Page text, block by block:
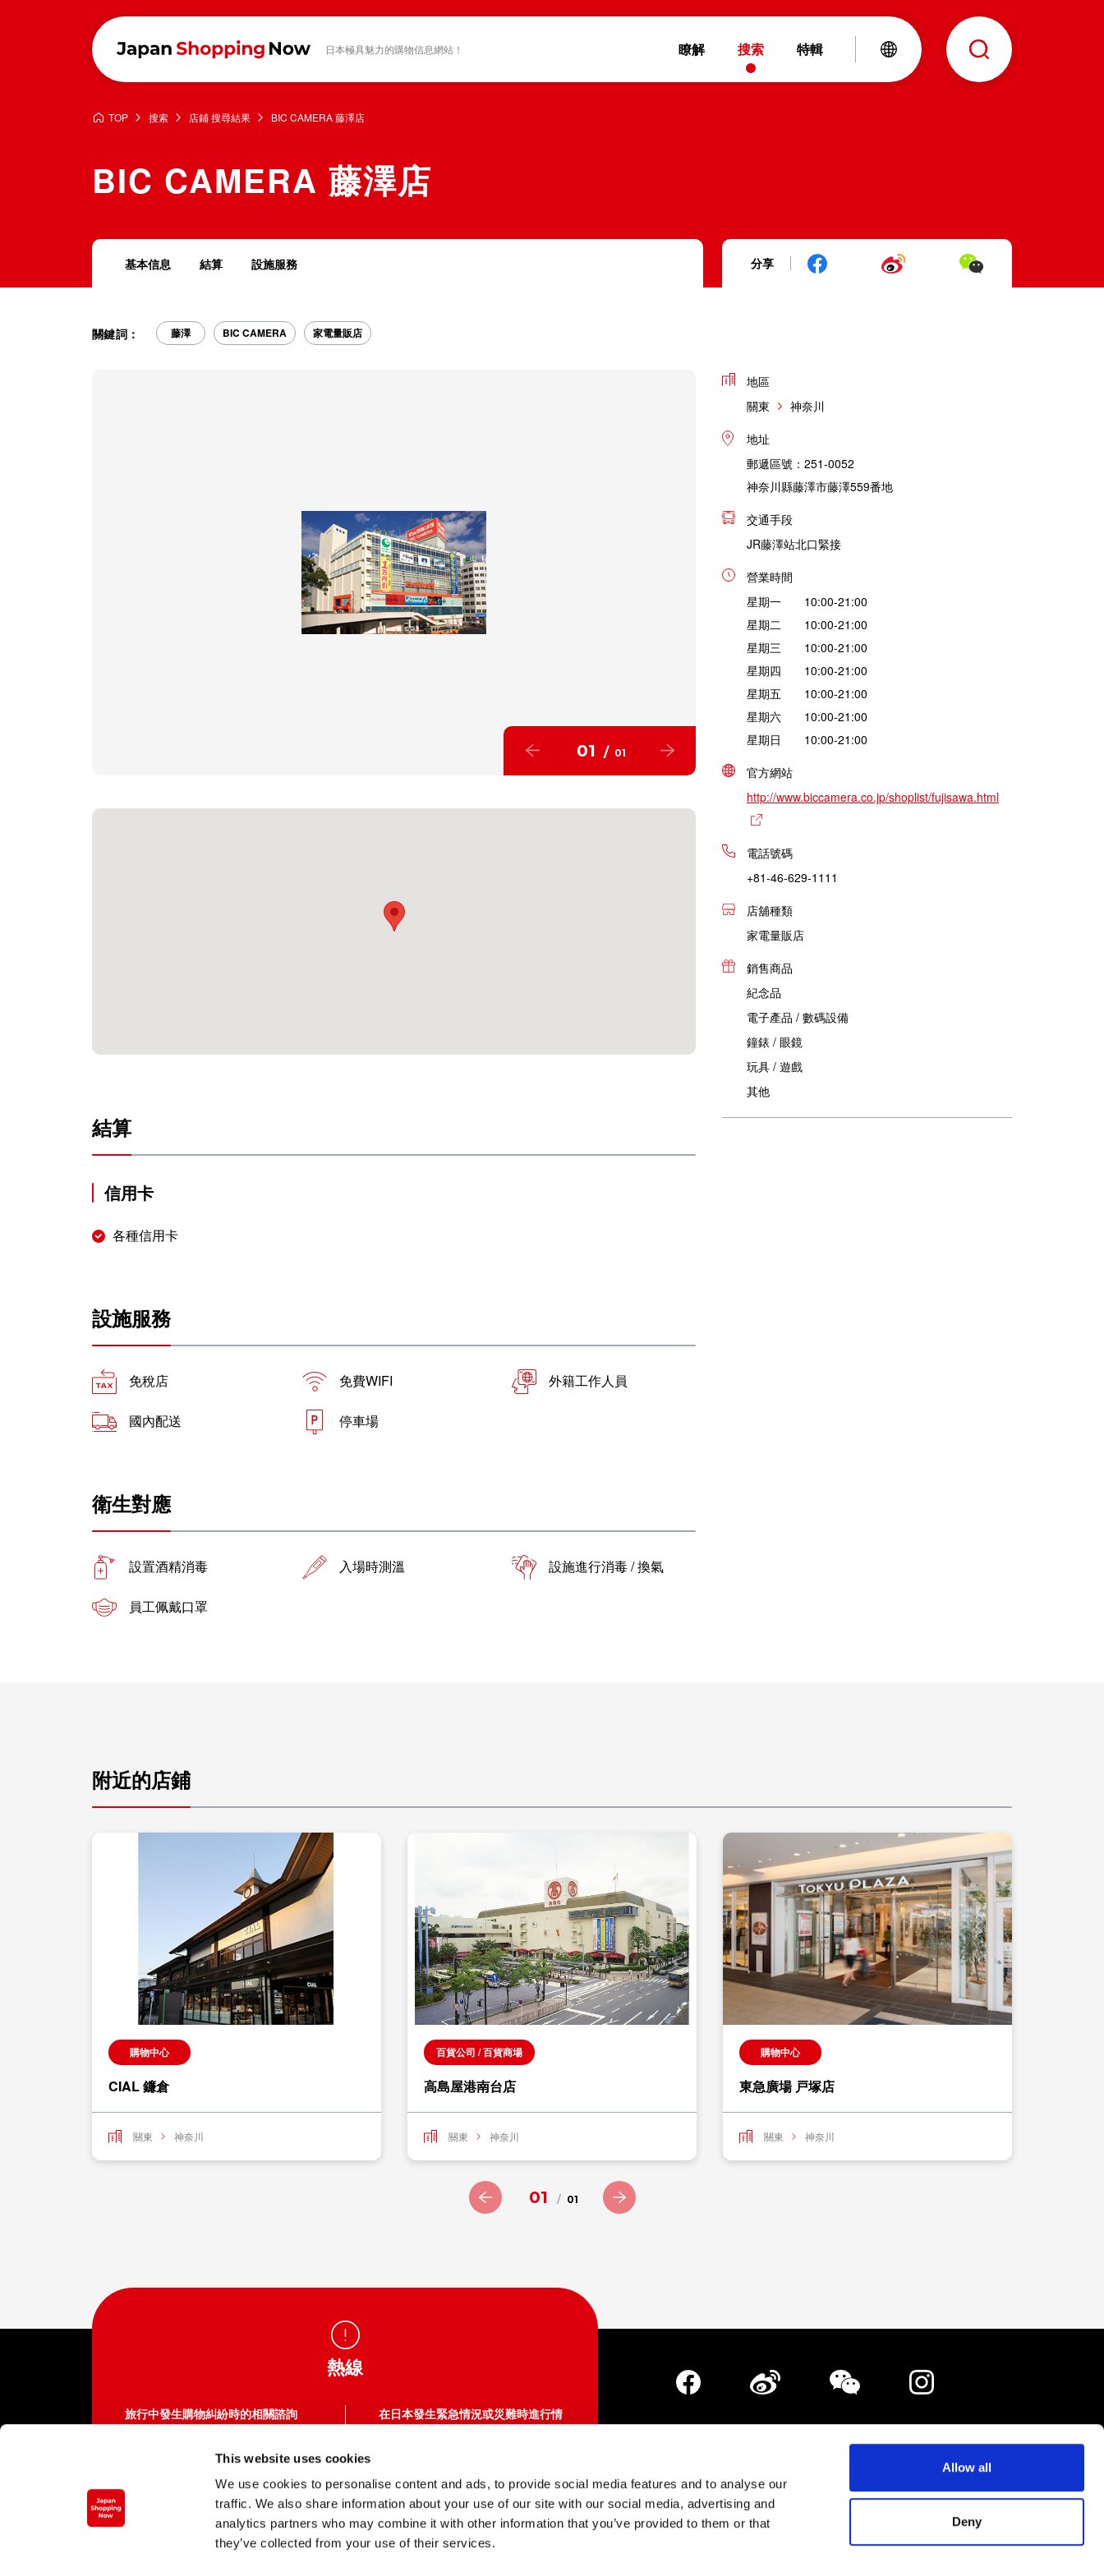
This website uses cookies
We use cookies to personalise content and ads, to provide social media features and to analyse our
traffic. We also share information about your use of our site with our social media, advertising and
analytics partners who may combine it with other information that you’ve provided to them or that
they’ve collected from your use of their services.
Allow all
Deny
日本極具魅力的購物信息網站！ 瞭解 搜索 特輯
TOP 搜索 店鋪 搜尋結果 BIC CAMERA 藤澤店
BIC CAMERA 藤澤店
基本信息 結算 設施服務
關鍵詞： 藤澤 BIC CAMERA 家電量販店
01 / 01
分享
地區
關東
神奈川
地址
郵遞區號：251-0052
神奈川縣藤澤市藤澤559番地
交通手段
JR藤澤站北口緊接
營業時間
星期一 10:00-21:00
星期二 10:00-21:00
星期三 10:00-21:00
星期四 10:00-21:00
星期五 10:00-21:00
星期六 10:00-21:00
星期日 10:00-21:00
官方網站
http://www.biccamera.co.jp/shoplist/fujisawa.html
電話號碼
+81-46-629-1111
店舖種類
家電量販店
銷售商品
紀念品
電子產品 / 數碼設備
鐘錶 / 眼鏡
玩具 / 遊戲
其他
結算
信用卡
各種信用卡
設施服務
免稅店 免費WIFI 外籍工作人員
國內配送 停車場
衛生對應
設置酒精消毒 入場時測溫 設施進行消毒 / 換氣
員工佩戴口罩
附近的店鋪
購物中心
CIAL 鐮倉
關東 神奈川
百貨公司 / 百貨商場
高島屋港南台店
關東 神奈川
購物中心
東急廣場 戸塚店
關東 神奈川
01 / 01
熱線
旅行中發生購物糾紛時的相關諮詢
03-5449-0906（日本國內）
這裡不是提供各種服務企業的電話號碼。
撥打呼叫中心需支付通話費。
平日 10:00 ～ 16:00（周六、周日、節假日
以及12/29 ～1/3 除外）
在日本發生緊急情況或災難時進行情
報確認、諮詢
050-3816-2787（日本國內）
365天24小時
https://www.japan.travel/en/plan
隱私政策
網站地圖
Copyright © Japan Shopping Now Project Team. All Rights Reserved.